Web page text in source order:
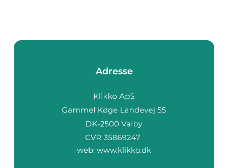
Adresse
web: www.klikko.dk